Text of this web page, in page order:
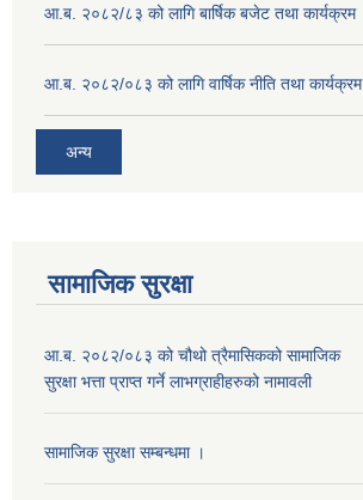
आ.ब. २०८२/८३ को लागि बार्षिक बजेट तथा कार्यक्रम
आ.ब. २०८२/०८३ को लागि वार्षिक नीति तथा कार्यक्रम
अन्य
सामाजिक सुरक्षा
आ.ब. २०८२/०८३ को चौथो त्रैमासिकको सामाजिक
सुरक्षा भत्ता प्राप्त गर्ने लाभग्राहीहरुको नामावली
सामाजिक सुरक्षा सम्बन्धमा ।